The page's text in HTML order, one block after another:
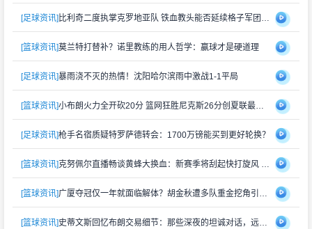
[足球资讯] 比利奇二度执掌克罗地亚队 铁血教头能否延续格子军团辉煌？
[篮球资讯]莫兰特打替补？诺里教练的用人哲学：赢球才是硬道理
[足球资讯]暴雨浇不灭的热情！沈阳哈尔滨雨中激战1-1平局
[篮球资讯] 小布朗火力全开砍20分 篮网狂胜尼克斯26分创夏联最大分差
[足球资讯]枪手名宿质疑特罗萨德转会：1700万镑能买到更好轮换？
[篮球资讯] 克努佩尔直播畅谈黄蜂大换血：新赛季将刮起快打旋风 射手群蓄势待发
[篮球资讯]
[篮球资讯] 史蒂文斯回忆布朗交易细节：那些深夜的坦诚对话，远比想象中复杂